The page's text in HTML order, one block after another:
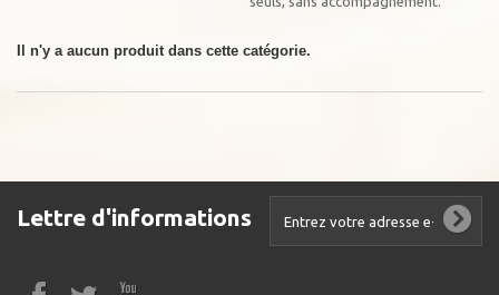
Il n'y a aucun produit dans cette catégorie.
Lettre d'informations